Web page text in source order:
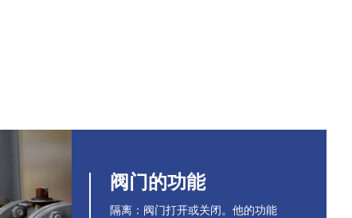
阀门的功能
隔离：阀门打开或关闭。他的功能